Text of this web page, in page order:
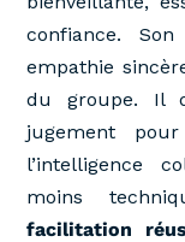
confiance.
empathie
du groupe. Il
jugement
l’intelligence
moins
facilitation